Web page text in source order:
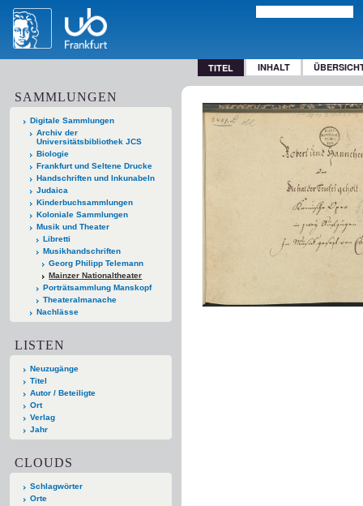
TITEL INHALT
SAMMLUNGEN
Digitale Sammlungen
Archiv der
Universitätsbibliothek JCS
Biologie
Frankfurt und Seltene Drucke
Handschriften und Inkunabeln
Judaica
Kinderbuchsammlungen
Koloniale Sammlungen
Musik und Theater
Libretti
Musikhandschriften
Georg Philipp Telemann
Mainzer Nationaltheater
Porträtsammlung Manskopf
Theateralmanache
Nachlässe
LISTEN
Neuzugänge
Titel
Autor / Beteiligte
Ort
Verlag
Jahr
CLOUDS
Schlagwörter
Orte